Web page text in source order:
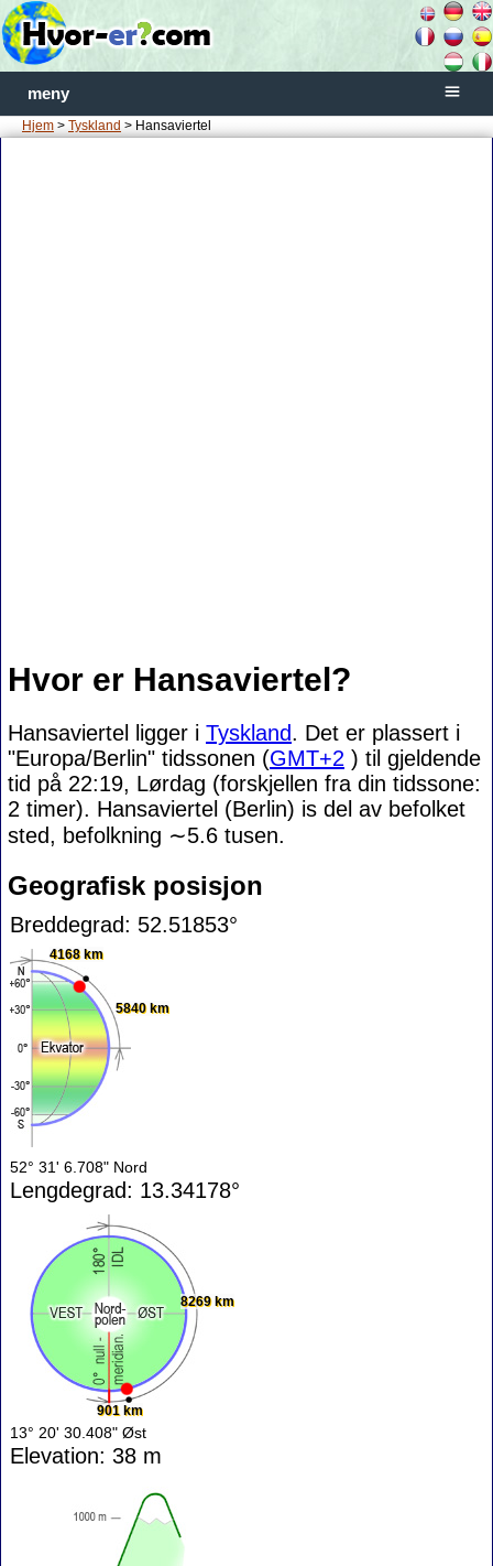
meny
Hjem > Tyskland > Hansaviertel
Hvor er Hansaviertel?
Hansaviertel ligger i Tyskland. Det er plassert i
"Europa/Berlin" tidssonen (GMT+2 ) til gjeldende
tid på 22:19, Lørdag (forskjellen fra din tidssone:
2 timer). Hansaviertel (Berlin) is del av befolket
sted, befolkning ∼5.6 tusen.
Geografisk posisjon
Breddegrad: 52.51853°
4168 km
5840 km
52° 31' 6.708" Nord
Lengdegrad: 13.34178°
901 km
8269 km
13° 20' 30.408" Øst
Elevation: 38 m